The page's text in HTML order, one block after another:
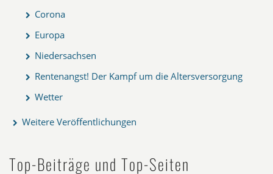
Corona
Europa
Niedersachsen
Rentenangst! Der Kampf um die Altersversorgung
Wetter
Weitere Veröffentlichungen
Top-Beiträge und Top-Seiten